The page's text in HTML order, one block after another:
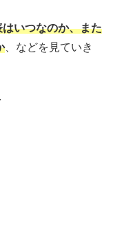
いつなのか、また
、などを見ていき